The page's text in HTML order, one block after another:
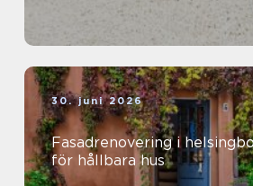
30. juni 2026
Fasadrenovering i helsingborg
för hållbara hus